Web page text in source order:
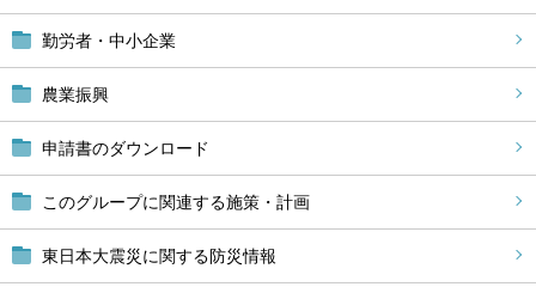
勤労者・中小企業
農業振興
申請書のダウンロード
このグループに関連する施策・計画
東日本大震災に関する防災情報